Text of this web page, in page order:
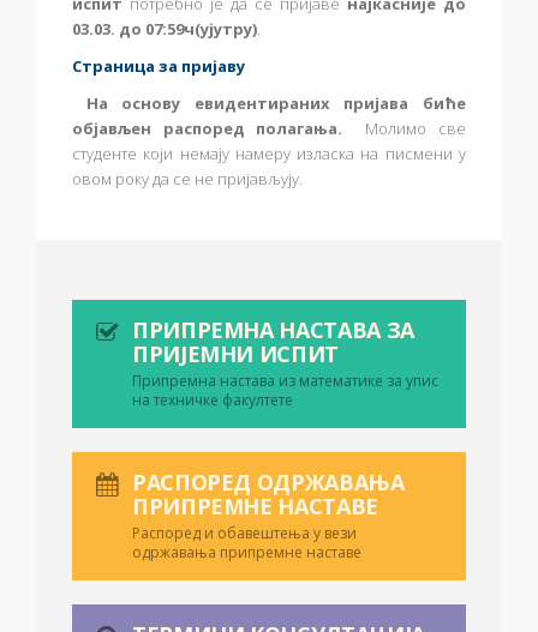
03.03. до 07:59ч(ујутру).
Страница за пријаву
На основу евидентираних пријава биће
објављен распоред полагања. Молимо све
студенте који немају намеру изласка на писмени у
овом року да се не пријављују.
ПРИПРЕМНА НАСТАВА ЗА
ПРИЈЕМНИ ИСПИТ
Припремна настава из математике за упис
на техничке факултете
РАСПОРЕД ОДРЖАВАЊА
ПРИПРЕМНЕ НАСТАВЕ
Распоред и обавештења у вези
одржавања припремне наставе